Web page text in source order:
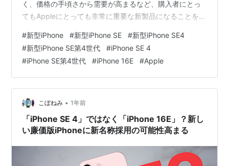
く、価格の手頃さから需要が高まるなど、購入者にとっ
てもAppleにとっても非常に重要な新製品になることを
のイメージ
#新型iPhone #新型iPhone SE #新型iPhone SE4
#新型iPhone SE第4世代 #iPhone SE 4
#iPhone SE第4世代 #iPhone 16E #Apple
こぼねみ • 1年前
「iPhone SE 4」ではなく「iPhone 16E」？新し
い廉価版iPhoneに新名称採用の可能性高まる